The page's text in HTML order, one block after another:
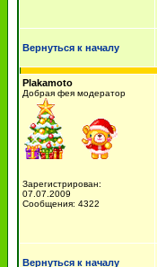
Вернуться к началу
Plakamoto
Добрая фея модератор
Зарегистрирован:
07.07.2009
Сообщения: 4322
Вернуться к началу